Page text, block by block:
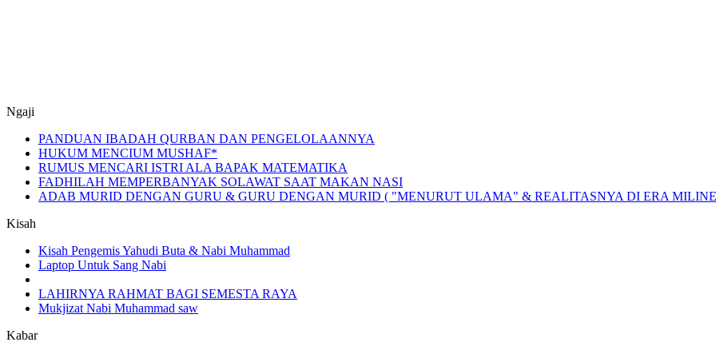
Ngaji
PANDUAN IBADAH QURBAN DAN PENGELOLAANNYA
HUKUM MENCIUM MUSHAF*
RUMUS MENCARI ISTRI ALA BAPAK MATEMATIKA
FADHILAH MEMPERBANYAK SOLAWAT SAAT MAKAN NASI
ADAB MURID DENGAN GURU & GURU DENGAN MURID ( "MENURUT ULAMA" & REALITASNYA DI ERA
Kisah
Kisah Pengemis Yahudi Buta & Nabi Muhammad
Laptop Untuk Sang Nabi
LAHIRNYA RAHMAT BAGI SEMESTA RAYA
Mukjizat Nabi Muhammad saw
Kabar